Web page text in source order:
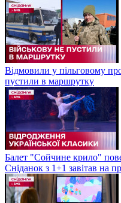
Відмовили у пільговому
пустили в маршрутку
Балет "Сойчине крило"
Сніданок з 1+1 завітав на